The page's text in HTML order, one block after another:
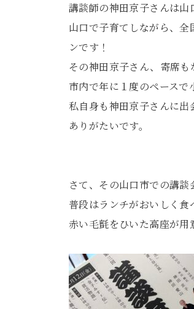
講談師の神田京子さんは山
山口で子育てしながら、
ンです！
その神田京子さん、寄席
市内で年に１度のペースで
私自身も神田京子さんに
ありがたいです。
さて、その山口市での講談
普段はランチがおいしく食
赤い毛氈をひいた高座が用